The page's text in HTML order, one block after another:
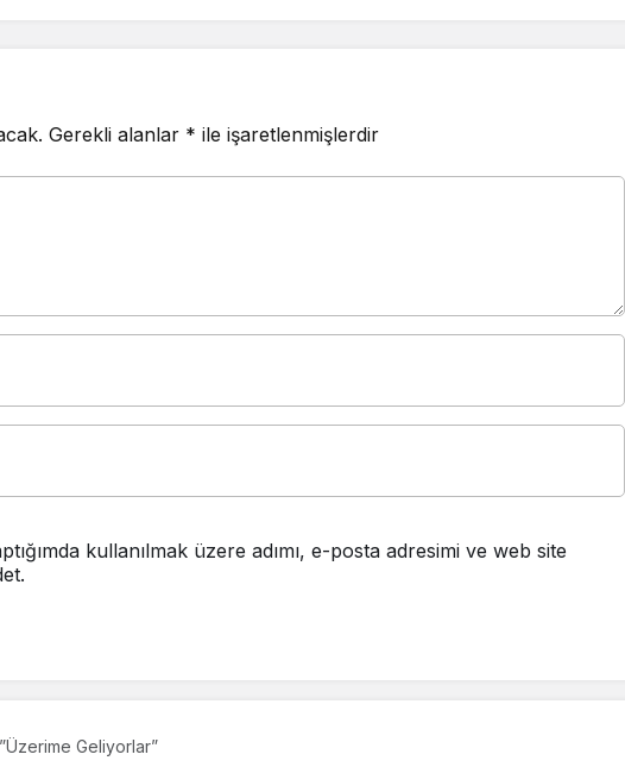
Gerekli alanlar * ile işaretlenmişlerdir
kullanılmak üzere adımı, e-posta adresimi ve web site
”Üzerime Geliyorlar”